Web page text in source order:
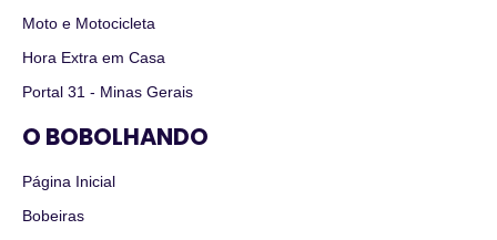
Moto e Motocicleta
Hora Extra em Casa
Portal 31 - Minas Gerais
O BOBOLHANDO
Página Inicial
Bobeiras